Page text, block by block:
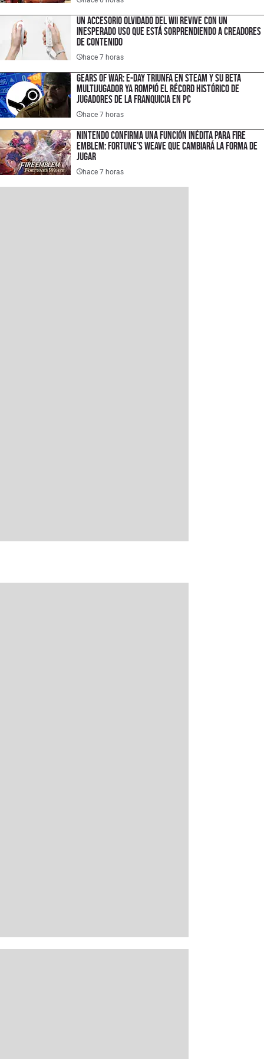
Un accesorio olvidado del Wii revive con un
inesperado uso que está sorprendiendo a creadores
de contenido
hace 7 horas
Gears of War: E-Day triunfa en Steam y su Beta
multijugador ya rompió el récord histórico de
jugadores de la franquicia en PC
hace 7 horas
Nintendo confirma una función inédita para Fire
Emblem: Fortune’s Weave que cambiará la forma de
jugar
hace 7 horas